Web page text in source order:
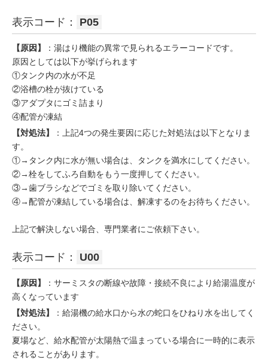
表示コード： P05
【原因】
：湯はり機能の異常で見られるエラーコードです。
原因としては以下が挙げられます
①タンク内の水が不足
②浴槽の栓が抜けている
③アダプタにゴミ詰まり
④配管が凍結
【対処法】
：上記4つの発生要因に応じた対処法は以下となりま
す。
①→タンク内に水が無い場合は、タンクを満水にしてください。
②→栓をしてふろ自動をもう一度押してください。
③→歯ブラシなどでゴミを取り除いてください。
④→配管が凍結している場合は、解凍するのをお待ちください。
上記で解決しない場合、専門業者にご依頼下さい。
表示コード： U00
【原因】
：サーミスタの断線や故障・接続不良により給湯温度が
高くなっています
【対処法】
：給湯機の給水口から水の蛇口をひねり水を出してく
ださい。
夏場など、給水配管が太陽熱で温まっている場合に一時的に表示
されることがあります。